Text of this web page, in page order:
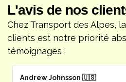
L'avis de nos
Chez Transport des Alpes,
clients est notre priorité
témoignages :
Andrew Johnsson 🇺🇸